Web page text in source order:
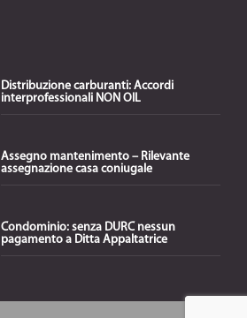
Distribuzione carburanti: Accordi
interprofessionali NON OIL
Assegno mantenimento – Rilevante
assegnazione casa coniugale
Condominio: senza DURC nessun
pagamento a Ditta Appaltatrice